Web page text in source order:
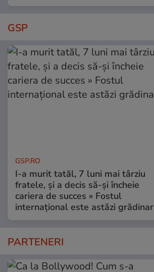
GSP
GSP.RO
I-a murit tatăl, 7 luni mai târziu
fratele, și a decis să-și încheie
cariera de succes » Fostul
internațional este astăzi grădinar
PARTENERI